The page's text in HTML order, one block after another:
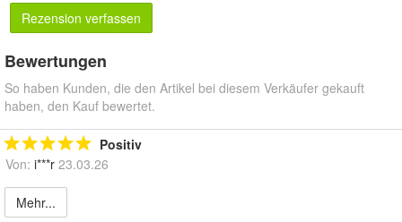
Rezension verfassen
Bewertungen
So haben Kunden, die den Artikel bei diesem Verkäufer gekauft
haben, den Kauf bewertet.
Positiv
Von: i***r 23.03.26
Mehr...